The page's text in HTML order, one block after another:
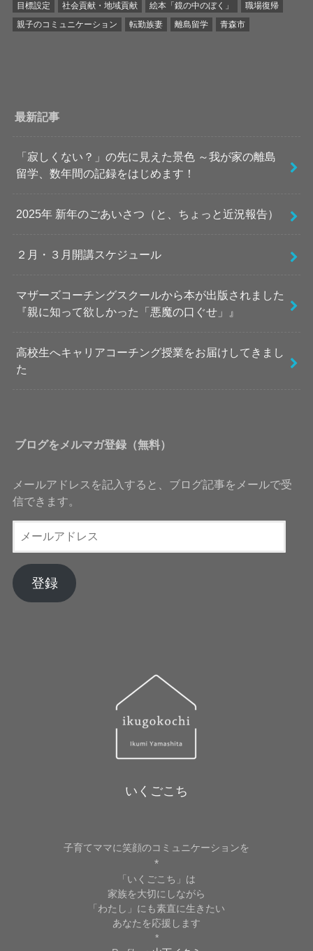
目標設定
社会貢献・地域貢献 絵本「鏡の中のぼく」
職場復帰
親子のコミュニケーション
転勤族妻 離島留学 青森市
最新記事
「寂しくない？」の先に見えた景色 ～我が家の離島
留学、数年間の記録をはじめます！
2025年 新年のごあいさつ（と、ちょっと近況報告）
２月・３月開講スケジュール
マザーズコーチングスクールから本が出版されました
『親に知って欲しかった「悪魔の口ぐせ」』
高校生へキャリアコーチング授業をお届けしてきまし
た
ブログをメルマガ登録（無料）
メールアドレスを記入すると、ブログ記事をメールで受
信できます。
ー
ア
ド
登録
いくごこち
子育てママに笑顔のコミュニケーションを
*
「いくごこち」は
家族を大切にしながら
「わたし」にも素直に生きたい
あなたを応援します
*